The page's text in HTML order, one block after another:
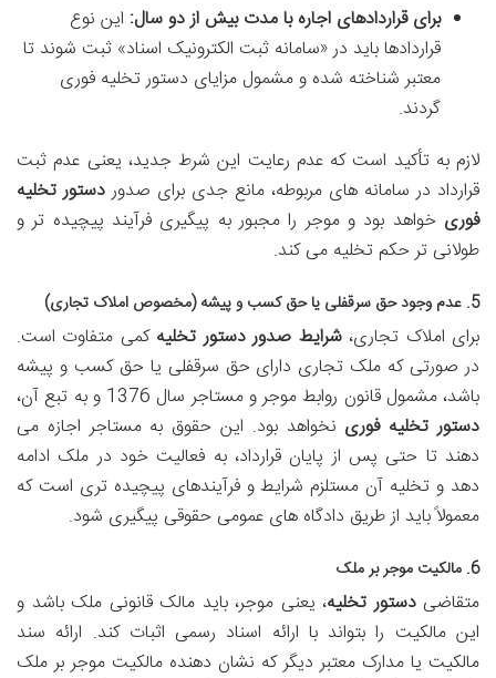
برای قراردادهای اجاره با مدت بیش از دو سال: این نوع
قراردادها باید در «سامانه ثبت الکترونیک اسناد» ثبت شوند تا
معتبر شناخته شده و مشمول مزایای دستور تخلیه فوری
گردند.
لازم به تأکید است که عدم رعایت این شرط جدید، یعنی عدم ثبت
قرارداد در سامانه های مربوطه، مانع جدی برای صدوردستور تخلیه
فوری خواهد بود و موجر را مجبور به پیگیری فرآیند پیچیده تر و
طولانی تر حکم تخلیه می کند.
5. عدم وجود حق سرقفلی یا حق کسب و پیشه (مخصوص املاک تجاری)
برای املاک تجاری،شرایط صدور دستور تخلیه کمی متفاوت است.
در صورتی که ملک تجاری دارای حق سرقفلی یا حق کسب و پیشه
باشد، مشمول قانون روابط موجر و مستاجر سال 1376 و به تبع آن،
دستور تخلیه فوری نخواهد بود. این حقوق به مستاجر اجازه می
دهند تا حتی پس از پایان قرارداد، به فعالیت خود در ملک ادامه
دهد و تخلیه آن مستلزم شرایط و فرآیندهای پیچیده تری است که
معمولاً باید از طریق دادگاه های عمومی حقوقی پیگیری شود.
6. مالکیت موجر بر ملک
متقاضیدستور تخلیه، یعنی موجر، باید مالک قانونی ملک باشد و
این مالکیت را بتواند با ارائه اسناد رسمی اثبات کند. ارائه سند
مالکیت یا مدارک معتبر دیگر که نشان دهنده مالکیت موجر بر ملک